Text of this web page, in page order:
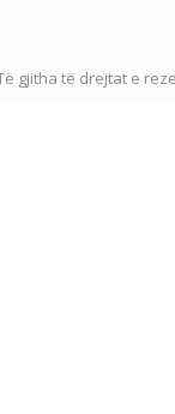
gjitha të drejtat e